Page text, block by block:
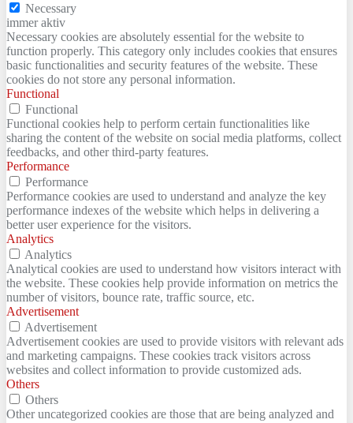
Necessary
immer aktiv
Necessary cookies are absolutely essential for the website to
function properly. This category only includes cookies that ensures
basic functionalities and security features of the website. These
cookies do not store any personal information.
Functional
Functional
Functional cookies help to perform certain functionalities like
sharing the content of the website on social media platforms, collect
feedbacks, and other third-party features.
Performance
Performance
Performance cookies are used to understand and analyze the key
performance indexes of the website which helps in delivering a
better user experience for the visitors.
Analytics
Analytics
Analytical cookies are used to understand how visitors interact with
the website. These cookies help provide information on metrics the
number of visitors, bounce rate, traffic source, etc.
Advertisement
Advertisement
Advertisement cookies are used to provide visitors with relevant ads
and marketing campaigns. These cookies track visitors across
websites and collect information to provide customized ads.
Others
Others
Other uncategorized cookies are those that are being analyzed and